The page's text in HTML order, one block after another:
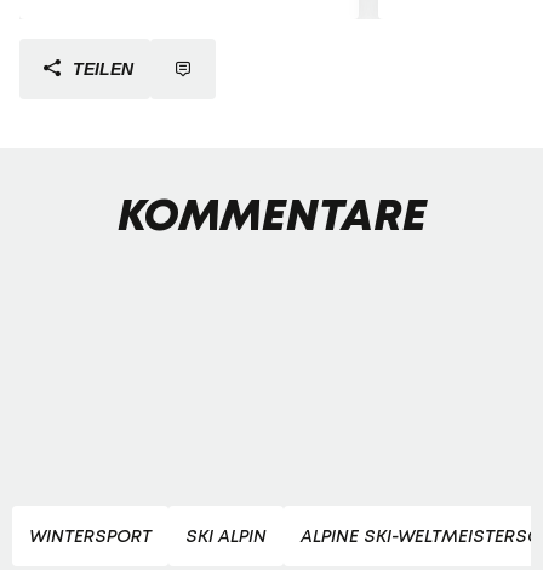
TEILEN
KOMMENTARE
WINTERSPORT SKI ALPIN ALPINE SKI-